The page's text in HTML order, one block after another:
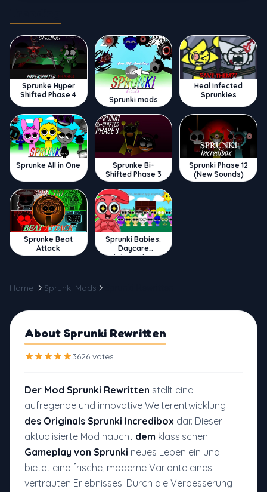
Sprunke Hyper
Shifted Phase 4
Sprunki mods
Heal Infected
Sprunkies
Sprunke All in One
Sprunke Bi-
Shifted Phase 3
Sprunki Phase 12
(New Sounds)
Sprunke Beat
Attack
Sprunki Babies:
Daycare
Interactive
Home Sprunki Mods
About Sprunki Rewritten
3626 votes
Der Mod Sprunki Rewritten stellt eine
aufregende und innovative Weiterentwicklung
des Originals Sprunki Incredibox dar. Dieser
aktualisierte Mod haucht dem klassischen
Gameplay von Sprunki neues Leben ein und
bietet eine frische, moderne Variante eines
vertrauten Erlebnisses. Durch die Verbesserung